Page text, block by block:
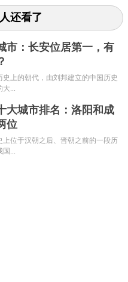
还看了
市：长安位居第一，有
史上的朝代，由刘邦建立的中国历史
大...
大城市排名：洛阳和成
位
上位于汉朝之后、晋朝之前的一段历
国...